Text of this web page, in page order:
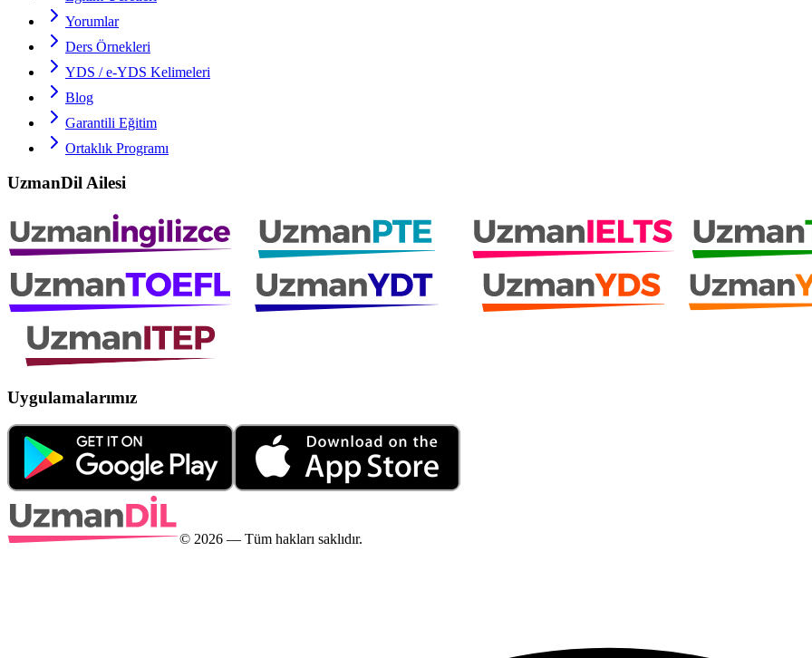
Yorumlar
Ders Örnekleri
YDS / e-YDS Kelimeleri
Blog
Garantili Eğitim
Ortaklık Programı
UzmanDil Ailesi
Uygulamalarımız
© 2026 — Tüm hakları saklıdır.